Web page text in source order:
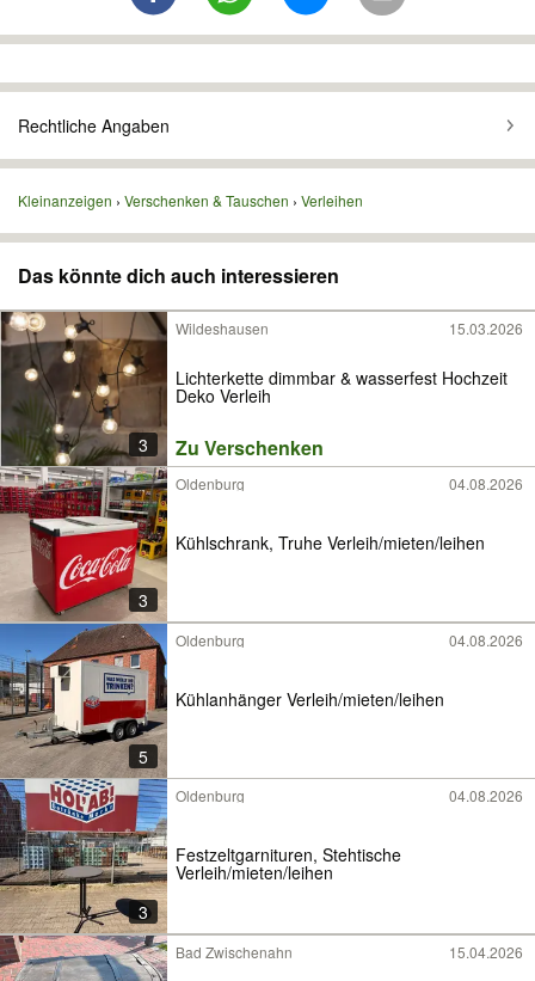
Rechtliche Angaben
Kleinanzeigen Verschenken & Tauschen Verleihen
Das könnte dich auch interessieren
3
Wildeshausen 15.03.2026
Lichterkette dimmbar & wasserfest Hochzeit
Deko Verleih
Zu Verschenken
3
Oldenburg 04.08.2026
Kühlschrank, Truhe Verleih/mieten/leihen
5
Oldenburg 04.08.2026
Kühlanhänger Verleih/mieten/leihen
3
Oldenburg 04.08.2026
Festzeltgarnituren, Stehtische
Verleih/mieten/leihen
Bad Zwischenahn 15.04.2026